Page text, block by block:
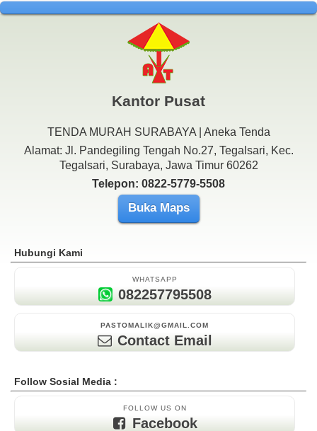
Kantor Pusat
TENDA MURAH SURABAYA | Aneka Tenda
Alamat: Jl. Pandegiling Tengah No.27, Tegalsari, Kec.
Tegalsari, Surabaya, Jawa Timur 60262
Telepon: 0822-5779-5508
Buka Maps
Hubungi Kami
WHATSAPP
082257795508
PASTOMALIK@GMAIL.COM
Contact Email
Follow Sosial Media :
FOLLOW US ON
Facebook